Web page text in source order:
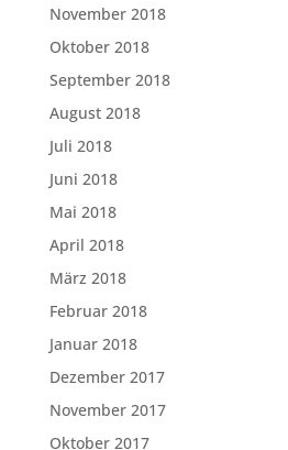
November 2018
Oktober 2018
September 2018
August 2018
Juli 2018
Juni 2018
Mai 2018
April 2018
März 2018
Februar 2018
Januar 2018
Dezember 2017
November 2017
Oktober 2017